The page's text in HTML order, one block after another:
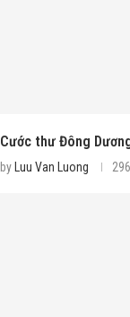
Cước thư Đông
by Luu Van Luong